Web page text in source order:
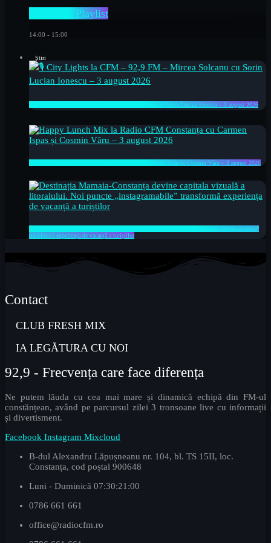
Day Time Playlist
14:00 - 15:00
Știri
🎙 City Lights la CFM – 92,9 FM – Mircea Solcanu cu Sorin Lucian Ionescu – 3 august 2026
Happy Lunch Mix la Radio CFM Constanța cu Carmen Ispas și Cosmin Văru – 3 august 2026
Destinația Mamaia-Constanța devine capitala vizuală a litoralului. Noi puncte „instagramabile”
transformă experiența de vacanță a turiștilor
Contact
CLUB FRESH MIX
IA LEGĂTURA CU NOI
92,9 - Frecvența care face diferența
Ne putem lăuda cu cea mai mare și dinamică echipă din FM-ul
constănțean, având pe parcursul zilei 3 tronsoane live cu informații
și divertisment.
Facebook Instagram Mixcloud
B-dul Alexandru Lăpușneanu nr. 104, bl. TS 15II, loc.
Constanța, cod poștal 900648
Luni - Duminică 07:30:21:00
0786 661 661
office@radiocfm.ro